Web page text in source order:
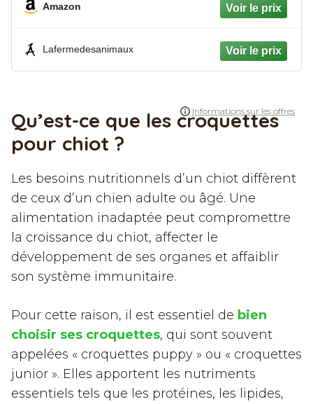
Amazon
Lafermedesanimaux
Qu’est-ce que les croquettes
pour chiot ?
Les besoins nutritionnels d’un chiot diffèrent
de ceux d’un chien adulte ou âgé. Une
alimentation inadaptée peut compromettre
la croissance du chiot, affecter le
développement de ses organes et affaiblir
son système immunitaire.
Pour cette raison, il est essentiel de bien
choisir ses croquettes, qui sont souvent
appelées « croquettes puppy » ou « croquettes
junior ». Elles apportent les nutriments
essentiels tels que les protéines, les lipides,